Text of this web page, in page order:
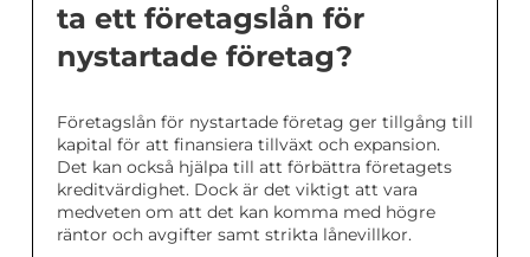
ta ett företagslån för
nystartade företag?
Företagslån för nystartade företag ger tillgång till
kapital för att finansiera tillväxt och expansion.
Det kan också hjälpa till att förbättra företagets
kreditvärdighet. Dock är det viktigt att vara
medveten om att det kan komma med högre
räntor och avgifter samt strikta lånevillkor.